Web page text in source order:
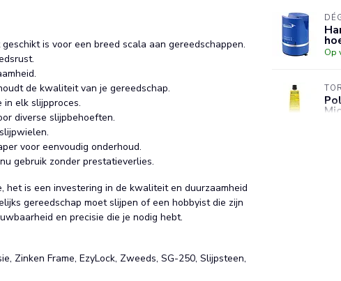
is voor een breed scala aan gereedschappen.
de kwaliteit van je gereedschap.
in elk slijpproces.
diverse slijpbehoeften.
voor eenvoudig onderhoud.
gebruik zonder prestatieverlies.
het is een investering in de kwaliteit en duurzaamheid
gereedschap moet slijpen of een hobbyist die zijn
en precisie die je nodig hebt.
Zinken Frame, EzyLock, Zweeds, SG-250, Slijpsteen,
Op